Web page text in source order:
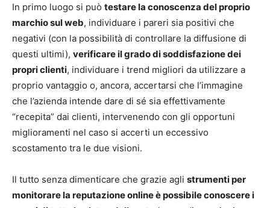
In primo luogo si può testare la conoscenza del proprio
marchio sul web, individuare i pareri sia positivi che
negativi (con la possibilità di controllare la diffusione di
questi ultimi), verificare il grado di soddisfazione dei
propri clienti, individuare i trend migliori da utilizzare a
proprio vantaggio o, ancora, accertarsi che l’immagine
che l’azienda intende dare di sé sia effettivamente
“recepita” dai clienti, intervenendo con gli opportuni
miglioramenti nel caso si accerti un eccessivo
scostamento tra le due visioni.
Il tutto senza dimenticare che grazie agli strumenti per
monitorare la reputazione onlineè possibile conoscere i